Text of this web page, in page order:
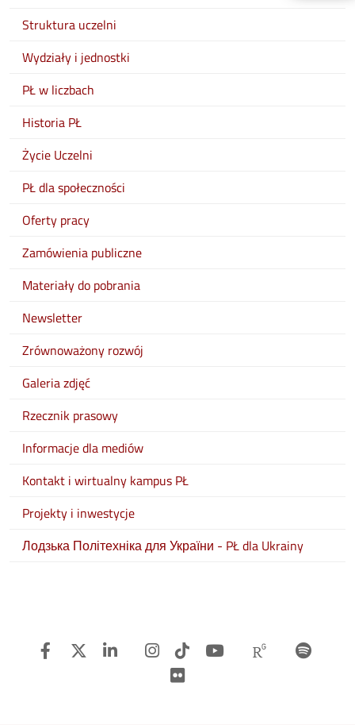
Struktura uczelni
Wydziały i jednostki
PŁ w liczbach
Historia PŁ
Życie Uczelni
PŁ dla społeczności
Oferty pracy
Zamówienia publiczne
Materiały do pobrania
Newsletter
Zrównoważony rozwój
Galeria zdjęć
Rzecznik prasowy
Informacje dla mediów
Kontakt i wirtualny kampus PŁ
Projekty i inwestycje
Лодзька Політехніка для України - PŁ dla Ukrainy
Facebook
Twitter LinkedinInstagram
TiTok Youtube